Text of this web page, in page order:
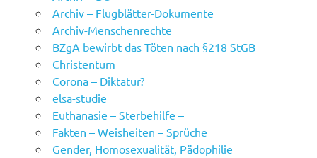
Archiv – Flugblätter-Dokumente
Archiv-Menschenrechte
BZgA bewirbt das Töten nach §218 StGB
Christentum
Corona – Diktatur?
elsa-studie
Euthanasie – Sterbehilfe –
Fakten – Weisheiten – Sprüche
Gender, Homosexualität, Pädophilie